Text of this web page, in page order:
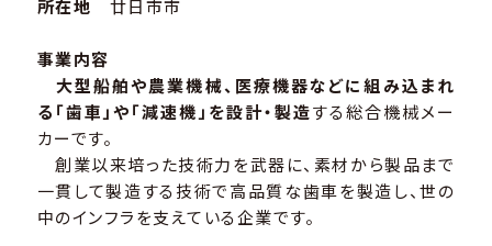
所在地 廿日市市
事業内容
大型船舶や農業機械、医療機器などに組み込まれ
る「歯車」や「減速機」を設計・製造する総合機械メー
カーです。
創業以来培った技術力を武器に、素材から製品まで
一貫して製造する技術で高品質な歯車を製造し、世の
中のインフラを支えている企業です。